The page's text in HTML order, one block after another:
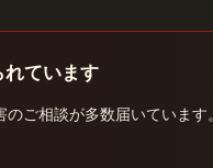
ています
ご相談が多数届いていま